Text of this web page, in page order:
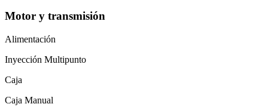
Motor y transmisión
Alimentación
Inyección Multipunto
Caja
Caja Manual